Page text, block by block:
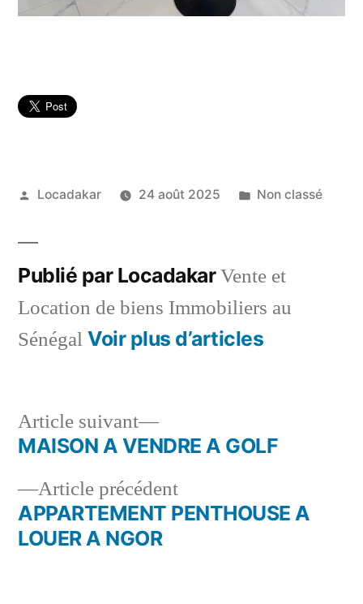
Publié
Locadakar 24 août 2025
Publié
Non classé
Publié par LocadakarVente et
Location de biens Immobiliers au
Sénégal Voir plus d’articles
Navigation
de
l’article
Article précédentArticle
précédent :
APPARTEMENT PENTHOUSE A
LOUER A NGOR
Article suivant
Article
suivant :
MAISON A VENDRE A GOLF